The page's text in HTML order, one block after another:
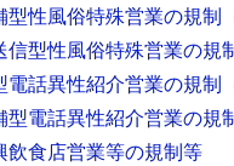
性風俗特殊営業の規制
型性風俗特殊営業の規
話異性紹介営業の規制
電話異性紹介営業の規
食店営業等の規制等